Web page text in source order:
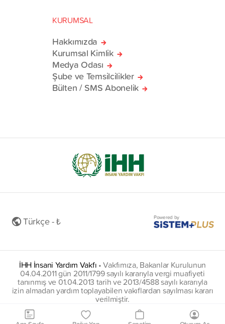
KURUMSAL
Hakkımızda
Kurumsal Kimlik
Medya Odası
Şube ve Temsilcilikler
Bülten / SMS Abonelik
Türkçe - ₺ Powered by
İHH İnsani Yardım Vakfı •Vakfımıza, Bakanlar Kurulunun
04.04.2011 gün 2011/1799 sayılı kararıyla vergi muafiyeti
tanınmış ve 01.04.2013 tarih ve 2013/4588 sayılı kararıyla
izin almadan yardım toplayabilen vakıflardan sayılması kararı
verilmiştir.
insani@hs01.kep.tr